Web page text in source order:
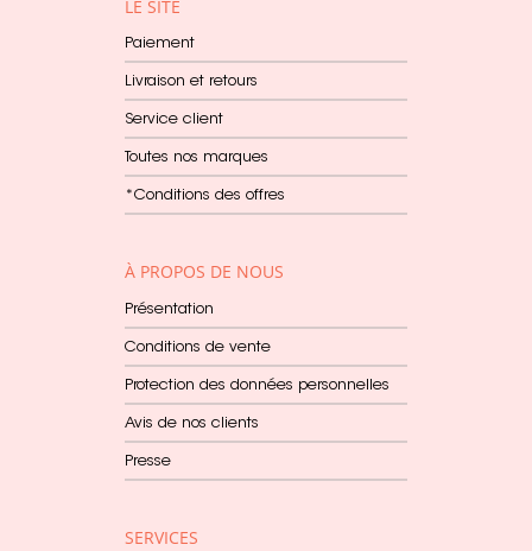
LE SITE
Paiement
Livraison et retours
Service client
Toutes nos marques
*Conditions des offres
À PROPOS DE NOUS
Présentation
Conditions de vente
Protection des données personnelles
Avis de nos clients
Presse
SERVICES